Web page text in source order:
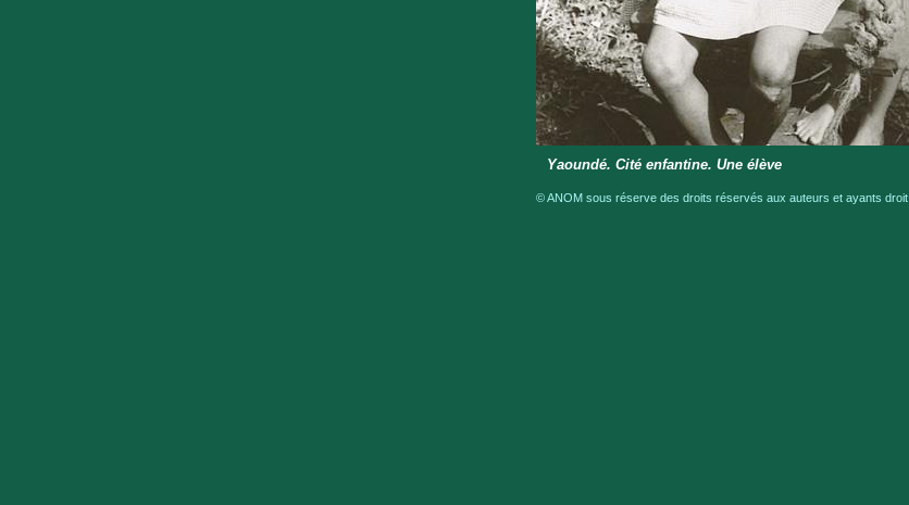
Yaoundé. Cité enfantine. Une élève
© ANOM sous réserve des droits réservés aux auteurs et ayants droit